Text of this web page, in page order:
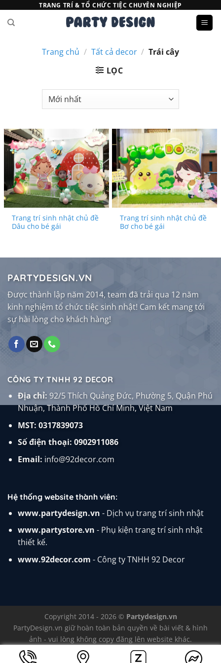
qua
TRANG TRÍ & TỔ CHỨC TIỆC CHUYÊN NGHIỆP
Trang chủ / Tất cả decor / Trái cây
LỌC
Trang trí sinh nhật chủ đề
Dâu cho bé gái
Trang trí sinh nhật chủ đề
Bơ cho bé gái
PARTYDESIGN.VN
Được thành lập năm 2014, team đã trải qua 12 năm
kinh nghiệm tổ chức tiệc sinh nhật! Cam kết mang tới
sự hài lòng cho khách hàng!
CÔNG TY TNHH 92 DECOR
Địa chỉ: 92/5 Thích Quảng Đức, Phường 5, Quận Phú
Nhuận, Thành Phố Hồ Chí Minh, Việt Nam
MST: 0317839073
Số điện thoại: 0902911086
Email: info@92decor.com
Hệ thống website thành viên:
www.partydesign.vn - Dịch vụ trang trí sinh nhật
www.partystore.vn - Phụ kiện trang trí sinh nhật
thiết kế.
www.92decor.com - Công ty TNHH 92 Decor
Copyright 2014 - 2026 © Partydesign.vn
PartyDesign.vn giữ hoàn toàn bản quyền về bài viết & hình
ảnh - vui lòng không copy đăng lên website khác.